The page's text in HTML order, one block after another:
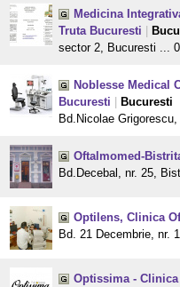
Medicina
Truta Bucuresti
sector 2, Bucuresti ...
Noblesse Medical
Bucuresti
Bucuresti
Bd.Nicolae
Oftalmomed-
Bd.Decebal, nr. 25,
Optilens, Clinica
Bd. 21 Decembrie, nr.
Optissima -